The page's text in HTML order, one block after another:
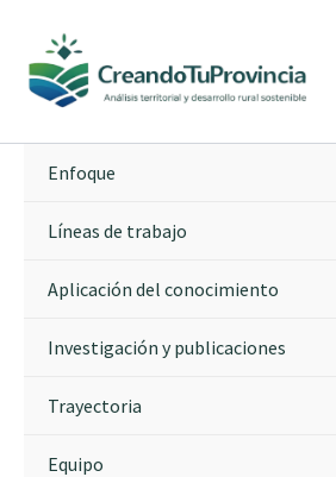
contenido
Enfoque
Líneas de trabajo
Aplicación del conocimiento
Investigación y publicaciones
Trayectoria
Equipo